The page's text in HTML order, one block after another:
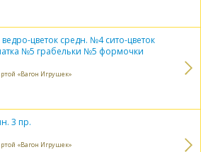
цветок средн. №4 сито-цветок
№5 грабельки №5 формочки
«Вагон Игрушек»
3 пр.
«Вагон Игрушек»